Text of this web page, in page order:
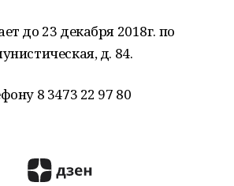
до 23 декабря 2018г. по
д. 84.
8 3473 22 97 80